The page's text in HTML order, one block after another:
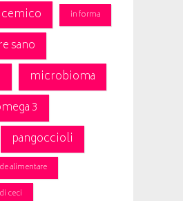
in forma
sano
microbioma
3
pangoccioli
alimentare
ceci